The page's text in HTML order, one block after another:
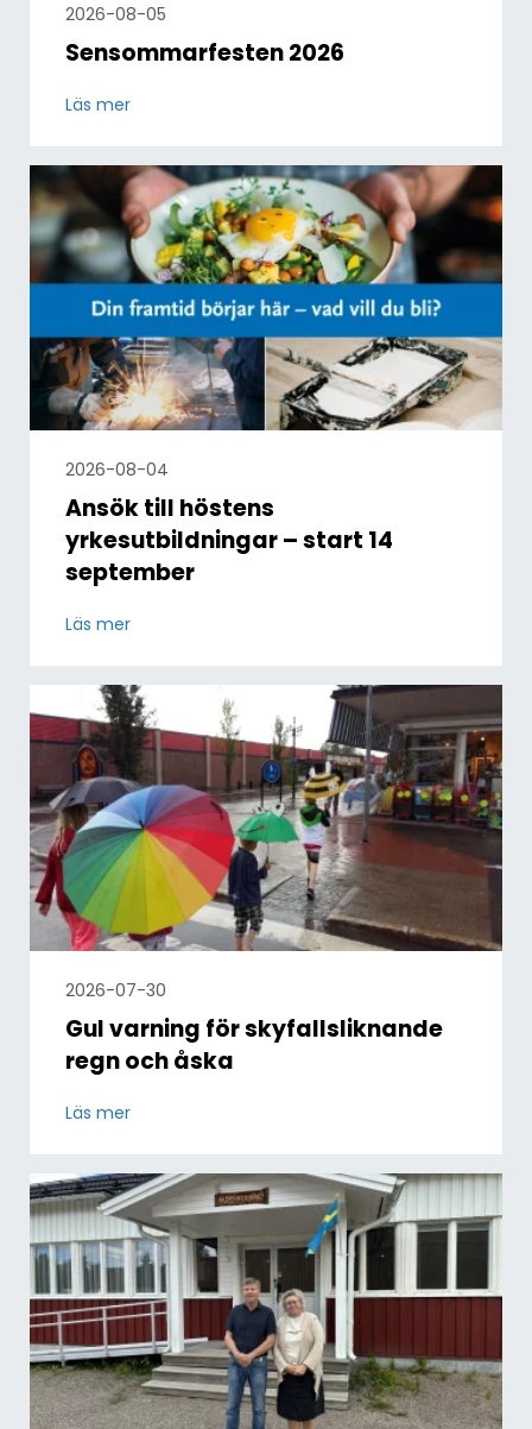
2026-08-05
Sensommarfesten 2026
Läs mer
2026-08-04
Ansök till höstens
yrkesutbildningar – start 14
september
Läs mer
2026-07-30
Gul varning för skyfallsliknande
regn och åska
Läs mer